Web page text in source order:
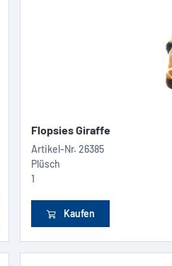
Flopsies Giraffe
Artikel-Nr. 26385
Plüsch
1
Kaufen